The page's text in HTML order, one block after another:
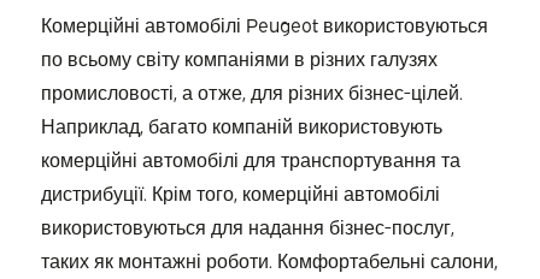
Комерційні автомобілі Peugeot використовуються
по всьому світу компаніями в різних галузях
промисловості, а отже, для різних бізнес-цілей.
Наприклад, багато компаній використовують
комерційні автомобілі для транспортування та
дистрибуції. Крім того, комерційні автомобілі
використовуються для надання бізнес-послуг,
таких як монтажні роботи. Комфортабельні салони,